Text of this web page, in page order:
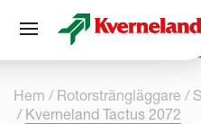
Hem Rotorsträngläggare
Kverneland Tactus 2072
Cookie- hanteringspanel